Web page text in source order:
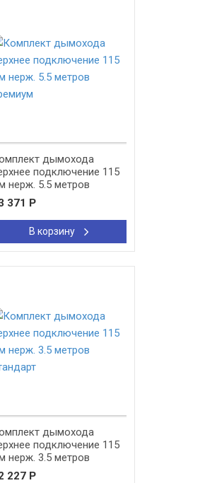
дымохода
подключение 115
нерж. 5.5 метров
371 Р
В корзину
дымохода
подключение 115
нерж. 3.5 метров
227 Р